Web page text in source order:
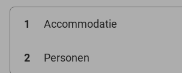
1 Accommodatie
2 Personen